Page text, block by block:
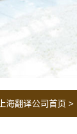
上海翻译公司首页 >